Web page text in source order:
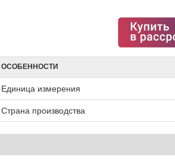
ОСОБЕННОСТИ
Единица измерения
Страна производства